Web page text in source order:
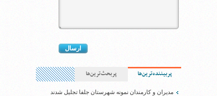
پربیننده‌ترین‌ها پربحث‌ترین‌ها
مدیران و کارمندان نمونه شهرستان جلفا تجلیل شدند